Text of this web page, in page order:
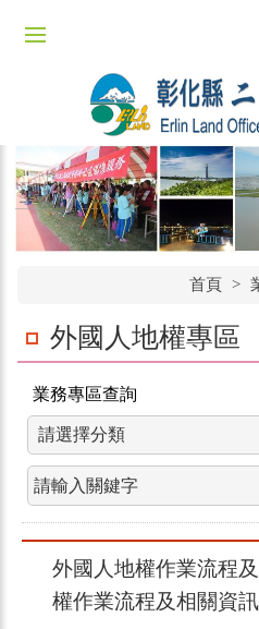
首頁 >
外國人地權專區
業務專區查詢
外國人地權作業流程
權作業流程及相關資訊